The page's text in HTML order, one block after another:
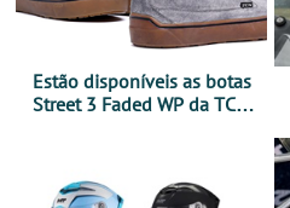
Estão disponíveis as botas
Street 3 Faded WP da TCX